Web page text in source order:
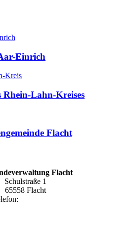
Einrich
Lahn-Kreises
Flacht
Flacht
Schulstraße 1
65558 Flacht